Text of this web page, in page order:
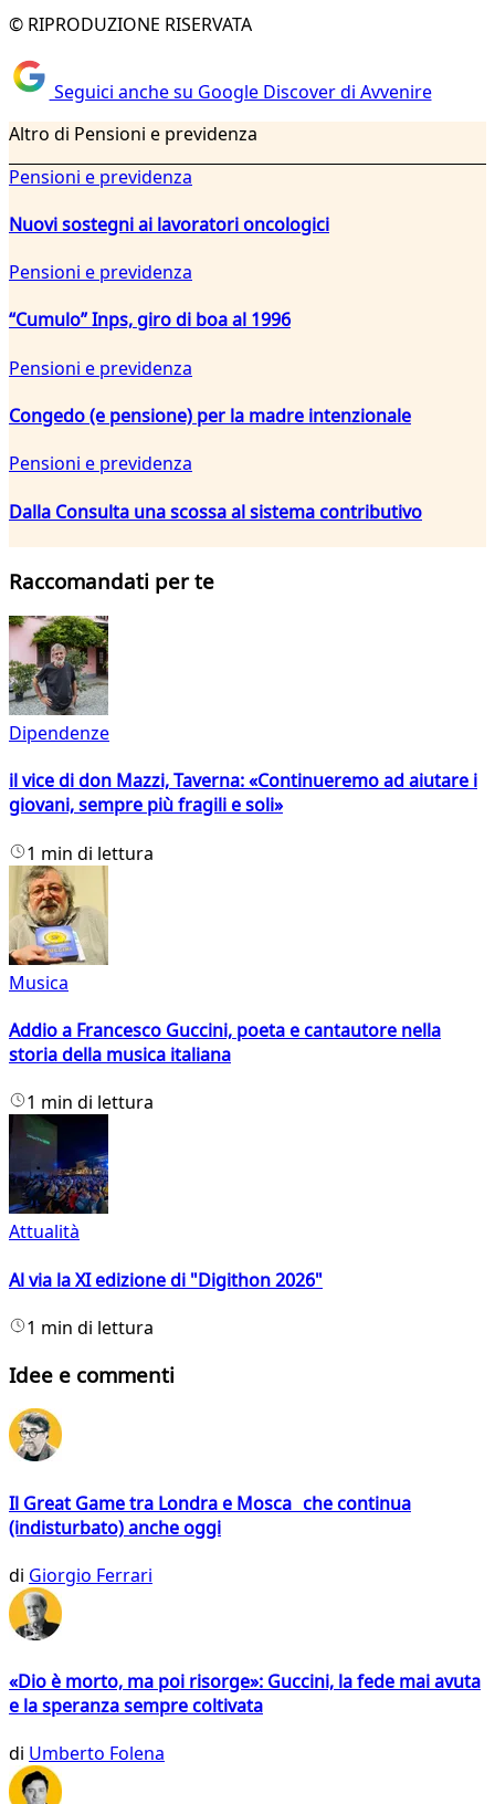
© RIPRODUZIONE RISERVATA
Seguici anche su Google Discover di Avvenire
Altro di Pensioni e previdenza
Pensioni e previdenza
Nuovi sostegni ai lavoratori oncologici
Pensioni e previdenza
“Cumulo” Inps, giro di boa al 1996
Pensioni e previdenza
Congedo (e pensione) per la madre intenzionale
Pensioni e previdenza
Dalla Consulta una scossa al sistema contributivo
Raccomandati per te
Dipendenze
il vice di don Mazzi, Taverna: «Continueremo ad aiutare i
giovani, sempre più fragili e soli»
1 min di lettura
Musica
Addio a Francesco Guccini, poeta e cantautore nella
storia della musica italiana
1 min di lettura
Attualità
Al via la XI edizione di "Digithon 2026"
1 min di lettura
Idee e commenti
Il Great Game tra Londra e Mosca che continua
(indisturbato) anche oggi
di Giorgio Ferrari
«Dio è morto, ma poi risorge»: Guccini, la fede mai avuta
e la speranza sempre coltivata
di Umberto Folena